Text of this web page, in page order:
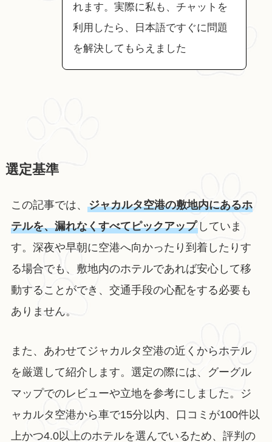
れます。実際に私も、チャットを
利用したら、日本語ですぐに問題
を解決してもらえました
選定基準
この記事では、 ジャカルタ空港の敷地内にあるホ
テルを、漏れなくすべてピックアップしていま
す。深夜や早朝に空港へ向かったり到着したりす
る場合でも、敷地内のホテルであれば安心して移
動することができ、交通手段の心配をする必要も
ありません。
また、あわせてジャカルタ空港の近くからホテル
を厳選して紹介します。選定の際には、グーグル
マップでのレビューや立地を参考にしました。ジ
ャカルタ空港から車で15分以内、口コミが100件以
上かつ4.0以上のホテルを選んでいるため、評判の